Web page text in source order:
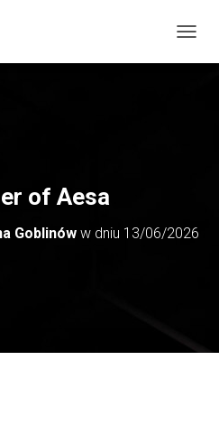
of Aesa
Goblinóww dniu 13/06/2026